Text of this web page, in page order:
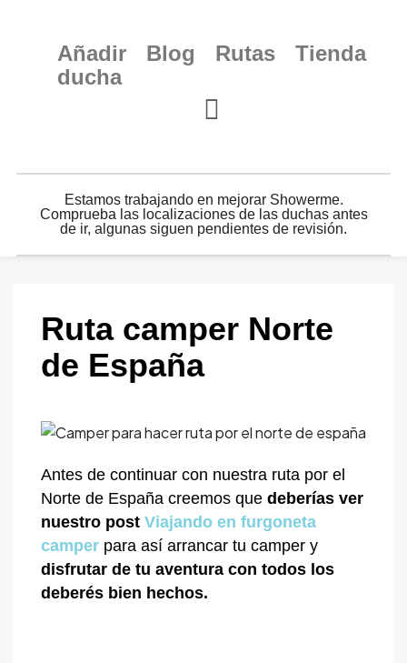
Añadir
ducha
Blog Rutas Tienda
Estamos trabajando en mejorar Showerme.
Comprueba las localizaciones de las duchas antes
de ir, algunas siguen pendientes de revisión.
Ruta camper Norte
de España
Antes de continuar con nuestra ruta por el
Norte de España creemos que deberías ver
nuestro post Viajando en furgoneta
camper para así arrancar tu camper y
disfrutar de tu aventura con todos los
deberés bien hechos.